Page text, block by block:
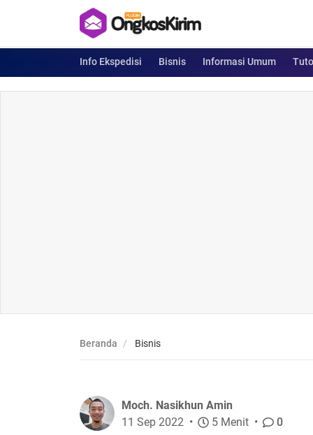
Info Ekspedisi Bisnis Informasi Umum
Beranda Bisnis
Moch. Nasikhun Amin
11 Sep 2022
5 Menit 0